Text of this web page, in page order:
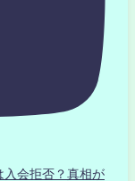
会拒否？真相が